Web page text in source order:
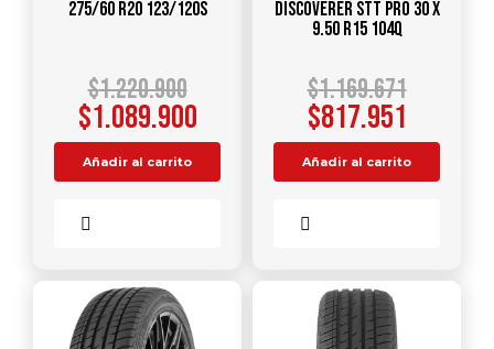
275/60 R20 123/120S
$1.220.900
$1.089.900
Añadir al carrito
DISCOVERER STT PRO 30 X
9.50 R15 104Q
$1.169.671
$817.951
Añadir al carrito